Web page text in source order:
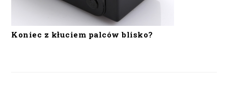
Koniec z kłuciem palców blisko?